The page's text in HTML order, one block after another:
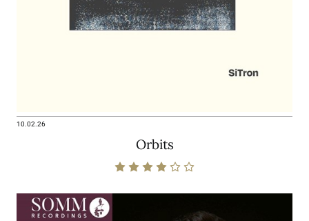
10.02.26
Orbits